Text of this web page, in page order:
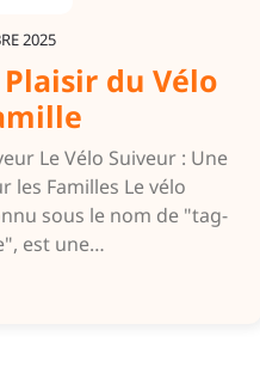
2025
du Vélo
Le Vélo Suiveur : Une
les Familles Le vélo
sous le nom de "tag-
est une…